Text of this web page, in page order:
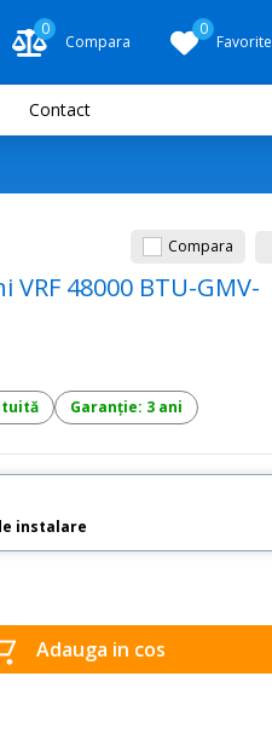
Compara
0
Favorite
0
Contact
Compara
48000 BTU-GMV-
Garanție: 3 ani
instalare
Adauga in cos